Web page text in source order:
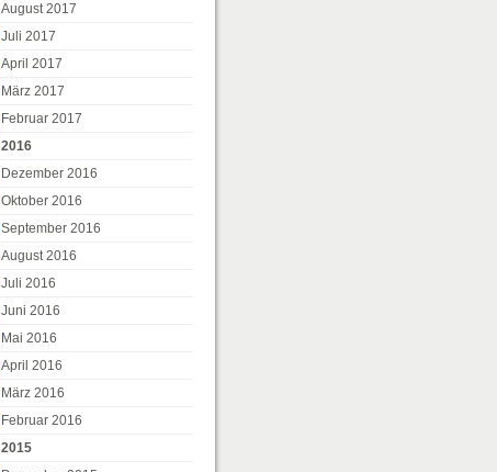
August 2017
Juli 2017
April 2017
März 2017
Februar 2017
2016
Dezember 2016
Oktober 2016
September 2016
August 2016
Juli 2016
Juni 2016
Mai 2016
April 2016
März 2016
Februar 2016
2015